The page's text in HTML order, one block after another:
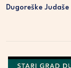
Dugoreške Judaše